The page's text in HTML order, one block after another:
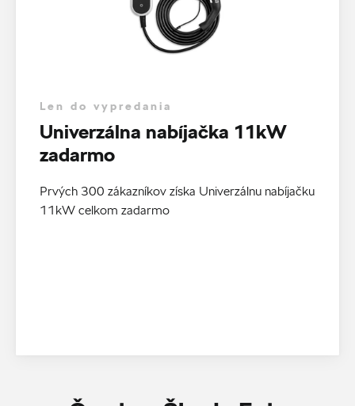
Len do vypredania
Univerzálna nabíjačka 11kW
zadarmo
Prvých 300 zákazníkov získa Univerzálnu nabíjačku
11kW celkom zadarmo